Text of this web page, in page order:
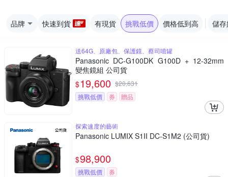
品牌 快速到貨 有現貨 挑戰低價 價格低到高 儲
送64G、原廠包、保護鏡、蔡司噴罐
Panasonic DC-G100DK G100D + 12-32mm
變焦鏡組 公司貨
$19,600 $20,631
挑戰低價
券 贈品
探索速度的藝術
Panasonic LUMIX S1II DC-S1M2 (公司貨)
$98,900
挑戰低價 券